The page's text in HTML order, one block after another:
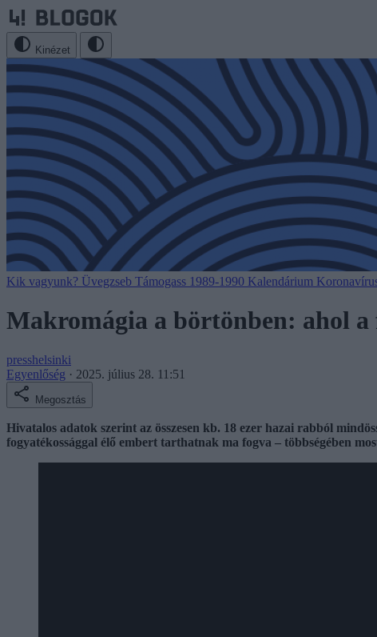
Kinézet
Kik vagyunk? Üvegzseb Támogass 1989-1990 Kalendárium
Makromágia a börtönben: ahol a
presshelsinki
Egyenlőség · 2025. július 28. 11:51
Megosztás
Hivatalos adatok szerint az összesen kb. 18 ezer hazai rabból
fogyatékossággal élő embert tarthatnak ma fogva – többségében